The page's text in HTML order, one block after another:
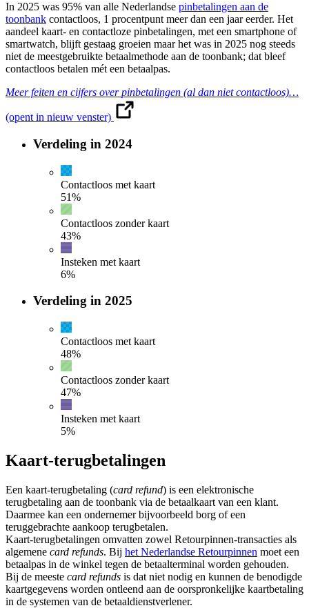
In 2025 was 95% van alle Nederlandse pinbetalingen aan de
toonbank contactloos, 1 procentpunt meer dan een jaar eerder. Het
aandeel kaart- en contactloze pinbetalingen, met een smartphone of
smartwatch, blijft gestaag groeien maar het was in 2025 nog steeds
niet de meestgebruikte betaalmethode aan de toonbank; dat bleef
contactloos betalen mét een betaalpas.
Meer feiten en cijfers over pinbetalingen (al dan niet contactloos)…
(opent in nieuw venster)
Verdeling in 2024
Contactloos met kaart
51%
Contactloos zonder kaart
43%
Insteken met kaart
6%
Verdeling in 2025
Contactloos met kaart
48%
Contactloos zonder kaart
47%
Insteken met kaart
5%
Kaart-terugbetalingen
Een kaart-terugbetaling (card refund) is een elektronische
terugbetaling aan de toonbank via de betaalkaart van een klant.
Daarmee kan een ondernemer bijvoorbeeld borg of een
teruggebrachte aankoop terugbetalen.
Kaart-terugbetalingen omvatten zowel Retourpinnen-transacties als
algemene card refunds. Bij het Nederlandse Retourpinnen moet een
betaalpas in de winkel tegen de betaalterminal worden gehouden.
Bij de meeste card refunds is dat niet nodig en kunnen de benodigde
kaartgegevens worden ontleend aan de oorspronkelijke kaartbetaling
in de systemen van de betaaldienstverlener.